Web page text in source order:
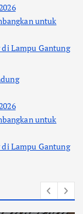
untuk
Lampu Gantung
untuk
Lampu Gantung